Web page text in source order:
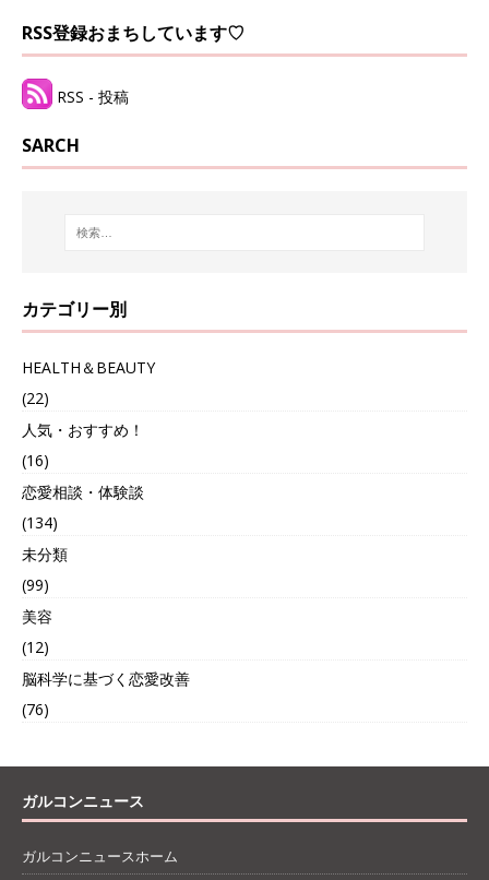
RSS登録おまちしています♡
RSS - 投稿
SARCH
カテゴリー別
HEALTH＆BEAUTY
(22)
人気・おすすめ！
(16)
恋愛相談・体験談
(134)
未分類
(99)
美容
(12)
脳科学に基づく恋愛改善
(76)
ガルコンニュース
ガルコンニュースホーム